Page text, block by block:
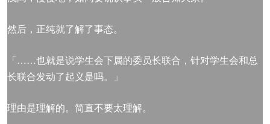
然后，正纯就了解了事态。
「……也就是说学生会下属的委员长联合，针对学生会和总
长联合发动了起义是吗。」
理由是理解的。简直不要太理解。